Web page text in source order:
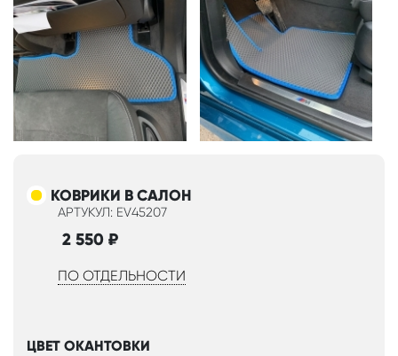
КОВРИКИ В САЛОН
АРТУКУЛ: EV45207
2 550 ₽
ПО ОТДЕЛЬНОСТИ
ЦВЕТ ОКАНТОВКИ